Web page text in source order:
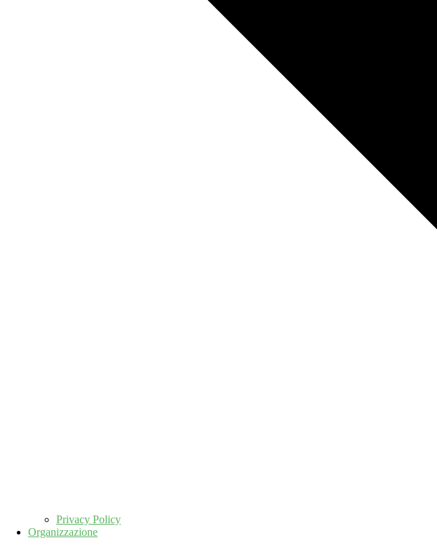
Privacy Policy
Organizzazione